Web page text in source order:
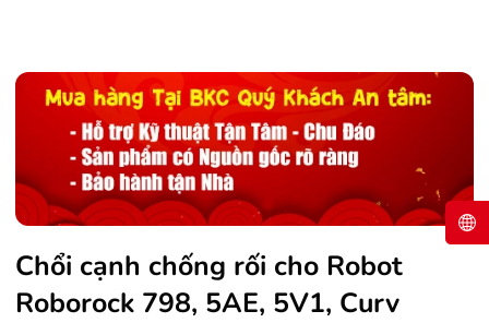
Chổi cạnh chống rối cho Robot
Roborock 798, 5AE, 5V1, Curv